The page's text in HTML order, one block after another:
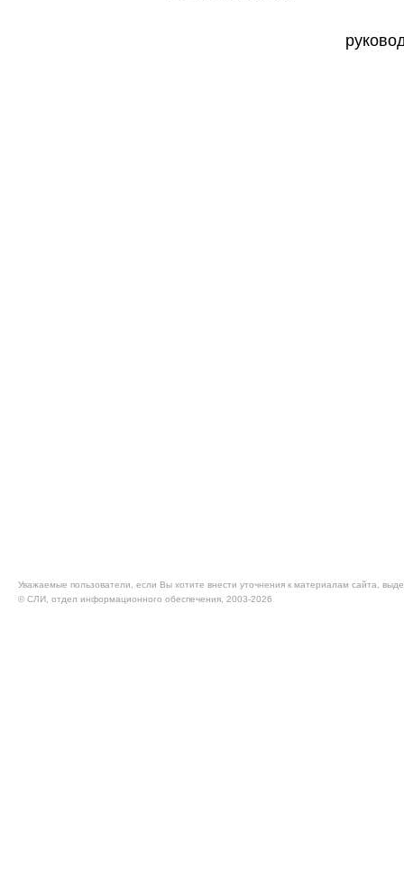
Уважаемые пользователи, если Вы хотите внести уточнения к материалам сайта,
© CЛИ, отдел информационного обеспечения, 2003-2026